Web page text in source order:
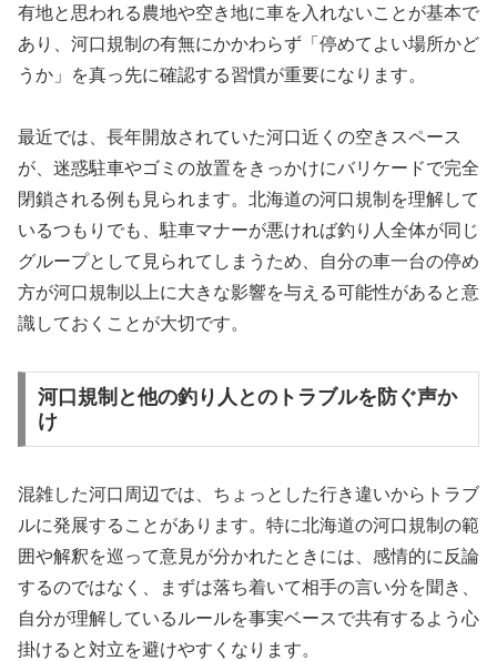
有地と思われる農地や空き地に車を入れないことが基本で
あり、河口規制の有無にかかわらず「停めてよい場所かど
うか」を真っ先に確認する習慣が重要になります。
最近では、長年開放されていた河口近くの空きスペース
が、迷惑駐車やゴミの放置をきっかけにバリケードで完全
閉鎖される例も見られます。北海道の河口規制を理解して
いるつもりでも、駐車マナーが悪ければ釣り人全体が同じ
グループとして見られてしまうため、自分の車一台の停め
方が河口規制以上に大きな影響を与える可能性があると意
識しておくことが大切です。
河口規制と他の釣り人とのトラブルを防ぐ声か
け
混雑した河口周辺では、ちょっとした行き違いからトラブ
ルに発展することがあります。特に北海道の河口規制の範
囲や解釈を巡って意見が分かれたときには、感情的に反論
するのではなく、まずは落ち着いて相手の言い分を聞き、
自分が理解しているルールを事実ベースで共有するよう心
掛けると対立を避けやすくなります。